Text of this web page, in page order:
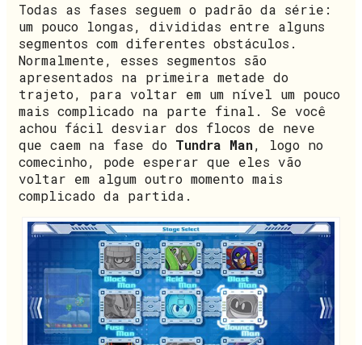
Todas as fases seguem o padrão da série:
um pouco longas, divididas entre alguns
segmentos com diferentes obstáculos.
Normalmente, esses segmentos são
apresentados na primeira metade do
trajeto, para voltar em um nível um pouco
mais complicado na parte final. Se você
achou fácil desviar dos flocos de neve
que caem na fase do Tundra Man, logo no
comecinho, pode esperar que eles vão
voltar em algum outro momento mais
complicado da partida.